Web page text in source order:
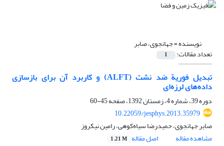
نویسنده =جهانجوی، صابر
تعداد مقالات: 1
تبدیل فوریة ضد نشت (ALFT) و کاربرد آن برای بازسازی
داده‌های لرزه‌ای
دوره 39، شماره 4، زمستان 1392، صفحه
45-60
10.22059/jesphys.2013.35979
صابر جهانجوی، حمیدرضا سیاه‌کوهی، رامین نیکروز
مشاهده مقاله
اصل مقاله 1.21 M